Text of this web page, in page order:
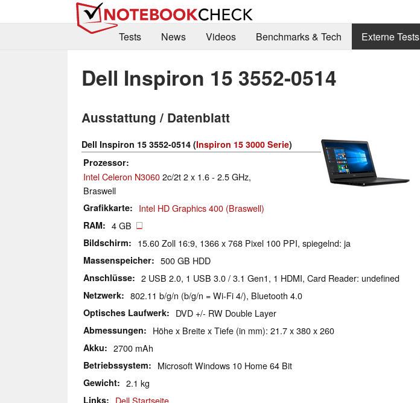
Tests
News Videos Benchmarks & Tech Externe Tests
Dell Inspiron 15 3552-0514
Ausstattung / Datenblatt
Dell Inspiron 15 3552-0514 (Inspiron 15 3000 Serie)
Prozessor
Intel Celeron N30602c/2t 2 x 1.6 - 2.5 GHz,
Braswell
Grafikkarte Intel HD Graphics 400 (Braswell)
RAM 4 GB
Bildschirm 15.60 Zoll 16:9, 1366 x 768 Pixel 100 PPI, spiegelnd: ja
Massenspeicher 500 GB HDD
Anschlüsse 2 USB 2.0, 1 USB 3.0 / 3.1 Gen1, 1 HDMI, Card Reader: undefined
Netzwerk 802.11 b/g/n (b/g/n = Wi-Fi 4/), Bluetooth 4.0
Optisches Laufwerk DVD +/- RW Double Layer
Abmessungen Höhe x Breite x Tiefe (in mm): 21.7 x 380 x 260
Akku 2700 mAh
Betriebssystem Microsoft Windows 10 Home 64 Bit
Gewicht 2.1 kg
Links
Dell Startseite